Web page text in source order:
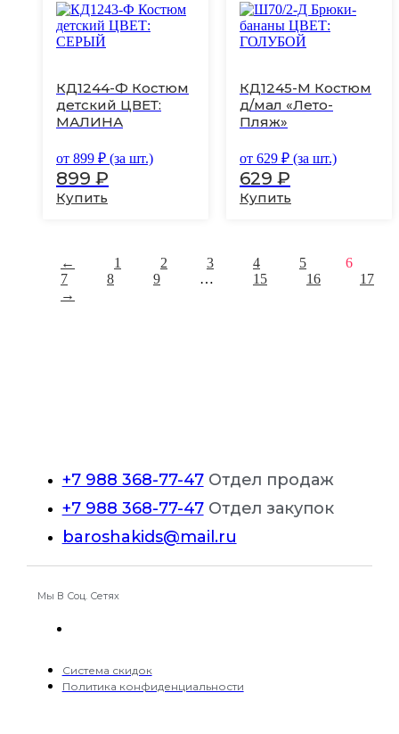
КД1244-Ф Костюм
детский ЦВЕТ:
МАЛИНА
от 899 ₽ (за шт.)
899 ₽
Купить
Этот
товар
имеет
Опции
можно
выбрать
странице
товара.
КД1245-М Костюм
д/мал «Лето-
Пляж»
от 629 ₽ (за шт.)
629 ₽
Купить
Этот
товар
имеет
Опции
можно
выбрать
странице
товара.
← 1 2 3 4 5
6
7
8 9 … 15 16
17
→
+7 988 368-77-47Отдел продаж
+7 988 368-77-47Отдел закупок
baroshakids@mail.ru
Мы В Соц. Сетях
Система скидок
Политика конфиденциальности